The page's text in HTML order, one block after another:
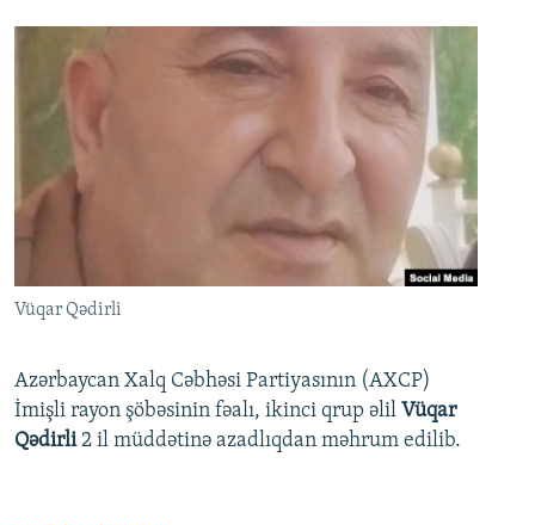
Vüqar Qədirli
Azərbaycan Xalq Cəbhəsi Partiyasının (AXCP)
İmişli rayon şöbəsinin fəalı, ikinci qrup əlil Vüqar
Qədirli2 il müddətinə azadlıqdan məhrum edilib.